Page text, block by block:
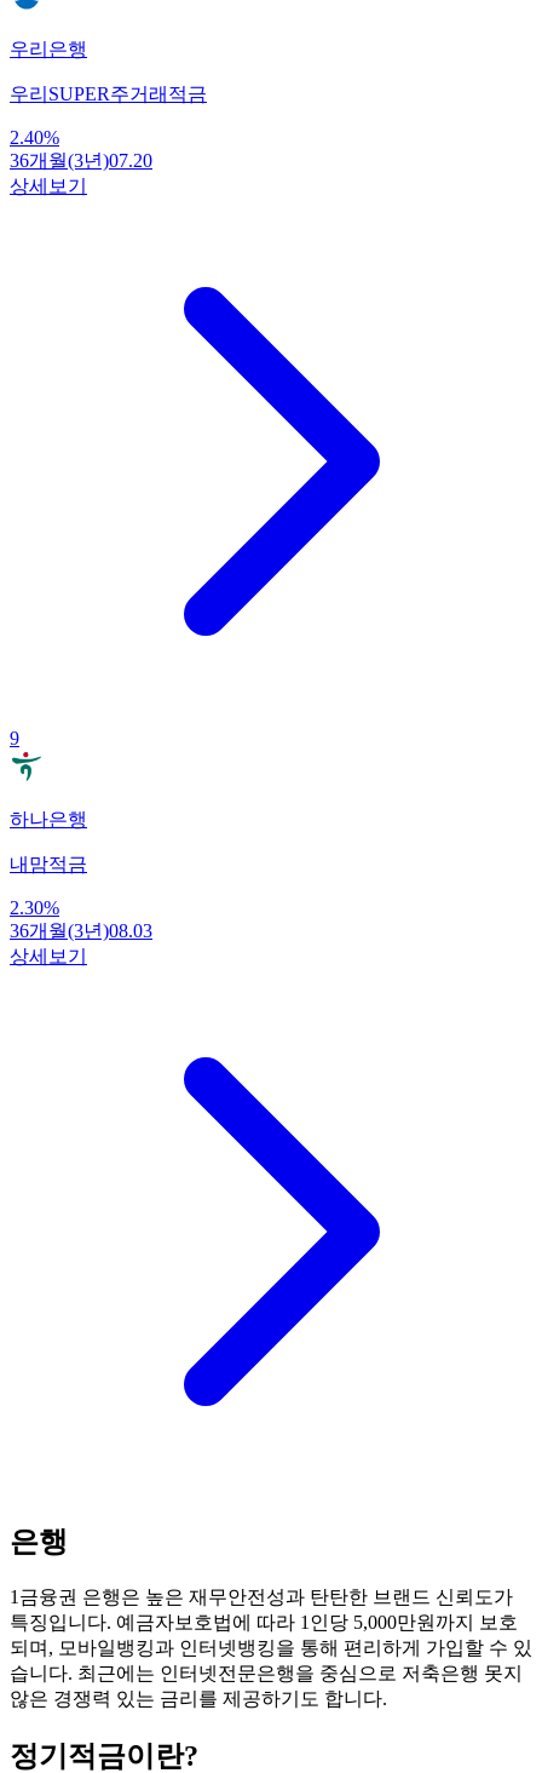
우리은행
우리SUPER주거래적금
2.40%
36개월(3년)07.20
상세보기
9
하나은행
내맘적금
2.30%
36개월(3년)08.03
상세보기
은행
1금융권 은행은 높은 재무안전성과 탄탄한 브랜드 신뢰도가
특징입니다. 예금자보호법에 따라 1인당 5,000만원까지 보호
되며, 모바일뱅킹과 인터넷뱅킹을 통해 편리하게 가입할 수 있
습니다. 최근에는 인터넷전문은행을 중심으로 저축은행 못지
않은 경쟁력 있는 금리를 제공하기도 합니다.
정기적금이란?